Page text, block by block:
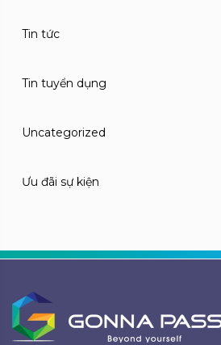
Tin tức
Tin tuyển dụng
Uncategorized
Ưu đãi sự kiện